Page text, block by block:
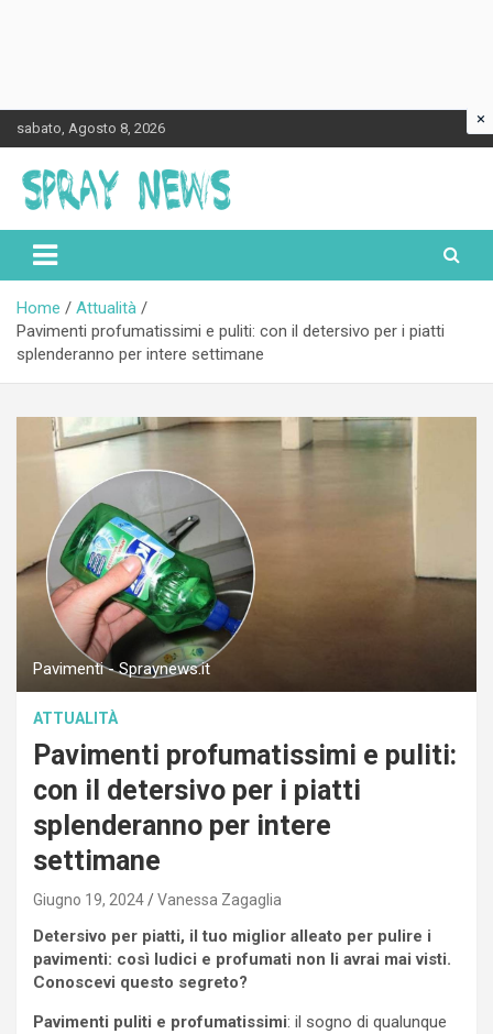
to
content
sabato, Agosto 8, 2026
Spraynews.it
Home
Attualità
Pavimenti profumatissimi e puliti: con il detersivo per i piatti
splenderanno per intere settimane
Pavimenti - Spraynews.it
ATTUALITÀ
Pavimenti profumatissimi e puliti:
con il detersivo per i piatti
splenderanno per intere
settimane
Giugno 19, 2024 Vanessa Zagaglia
Detersivo per piatti, il tuo miglior alleato per pulire i
pavimenti: così ludici e profumati non li avrai mai visti.
Conoscevi questo segreto?
Pavimenti puliti e profumatissimi: il sogno di qualunque
×